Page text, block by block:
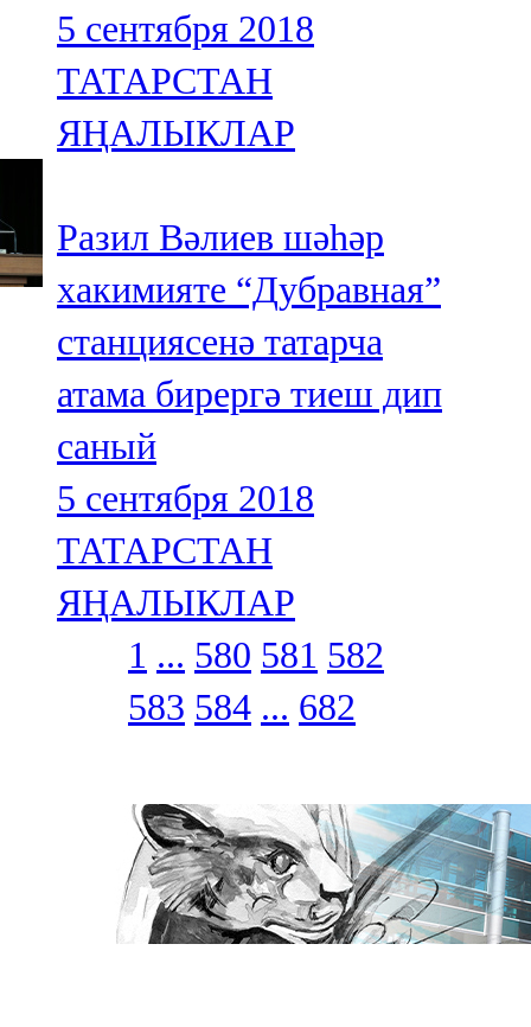
5 сентября 2018
ТАТАРСТАН
ЯҢАЛЫКЛАР
Разил Вәлиев шәһәр
хакимияте “Дубравная”
станциясенә татарча
атама бирергә тиеш дип
саный
5 сентября 2018
ТАТАРСТАН
ЯҢАЛЫКЛАР
1 ... 580 581 582
583 584 ... 682